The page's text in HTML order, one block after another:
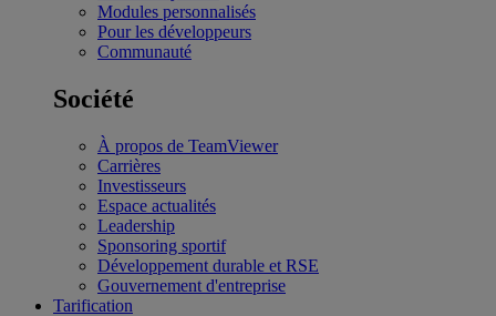
Modules personnalisés
Pour les développeurs
Communauté
Société
À propos de TeamViewer
Carrières
Investisseurs
Espace actualités
Leadership
Sponsoring sportif
Développement durable et RSE
Gouvernement d'entreprise
Tarification